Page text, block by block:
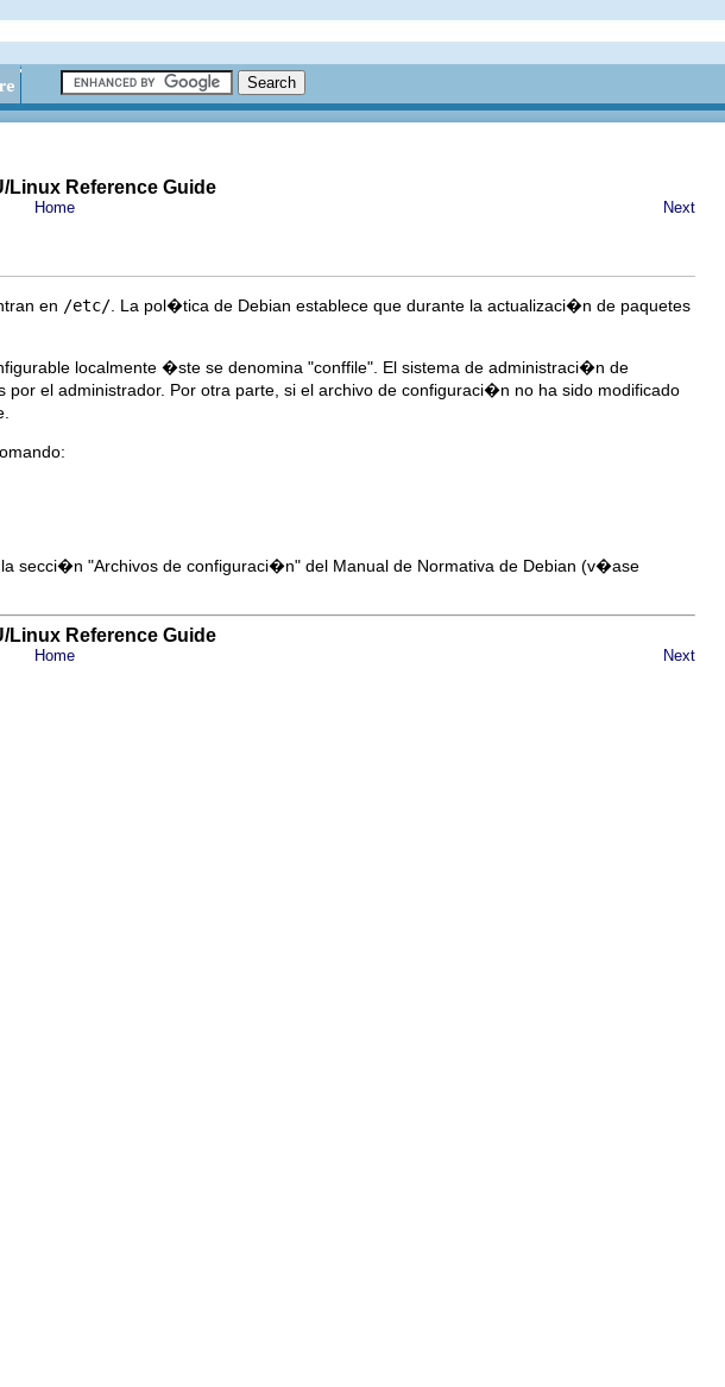
Linux Reference Guide
Home Next
en /etc/ . La pol�tica de Debian establece que durante la actualizaci�n de paquetes
localmente �ste se denomina "conffile". El sistema de administraci�n de
el administrador. Por otra parte, si el archivo de configuraci�n no ha sido modificado
secci�n "Archivos de configuraci�n" del Manual de Normativa de Debian (v�ase
Linux Reference Guide
Home Next